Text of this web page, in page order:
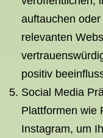
auftauchen
relevanten
positiv
Social Media
Plattformen wie
Instagram, um